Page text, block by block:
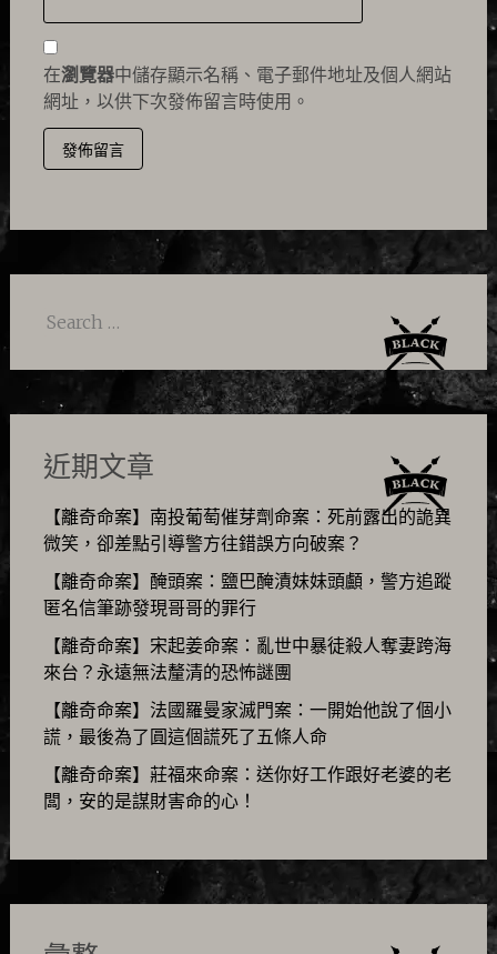
在瀏覽器中儲存顯示名稱、電子郵件地址及個人網站
網址，以供下次發佈留言時使用。
Search
近期文章
【離奇命案】南投葡萄催芽劑命案：死前露出的詭異
微笑，卻差點引導警方往錯誤方向破案？
【離奇命案】醃頭案：鹽巴醃漬妹妹頭顱，警方追蹤
匿名信筆跡發現哥哥的罪行
【離奇命案】宋起姜命案：亂世中暴徒殺人奪妻跨海
來台？永遠無法釐清的恐怖謎團
【離奇命案】法國羅曼家滅門案：一開始他說了個小
謊，最後為了圓這個謊死了五條人命
【離奇命案】莊福來命案：送你好工作跟好老婆的老
闆，安的是謀財害命的心！